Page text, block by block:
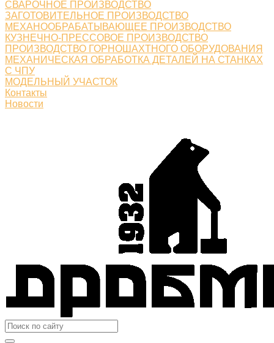
СВАРОЧНОЕ ПРОИЗВОДСТВО
ЗАГОТОВИТЕЛЬНОЕ ПРОИЗВОДСТВО
МЕХАНООБРАБАТЫВАЮЩЕЕ ПРОИЗВОДСТВО
КУЗНЕЧНО-ПРЕССОВОЕ ПРОИЗВОДСТВО
ПРОИЗВОДСТВО ГОРНОШАХТНОГО ОБОРУДОВАНИЯ
МЕХАНИЧЕСКАЯ ОБРАБОТКА ДЕТАЛЕЙ НА СТАНКАХ
С ЧПУ
МОДЕЛЬНЫЙ УЧАСТОК
Контакты
Новости